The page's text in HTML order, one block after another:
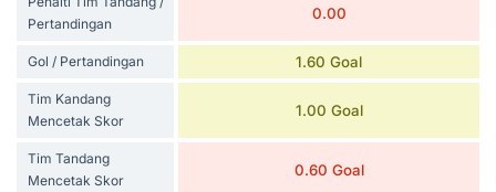
Pertandingan
0.00
Gol / Pertandingan 1.60 Goal
Tim Kandang
Mencetak Skor
1.00 Goal
Tim Tandang
Mencetak Skor
0.60 Goal